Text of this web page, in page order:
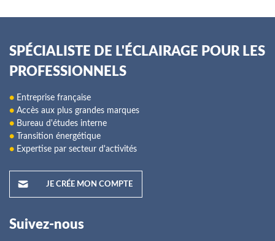
SPÉCIALISTE DE L'ÉCLAIRAGE POUR LES
PROFESSIONNELS
● Entreprise française
● Accès aux plus grandes marques
● Bureau d'études interne
● Transition énergétique
● Expertise par secteur d'activités
JE CRÉE MON COMPTE
Suivez-nous